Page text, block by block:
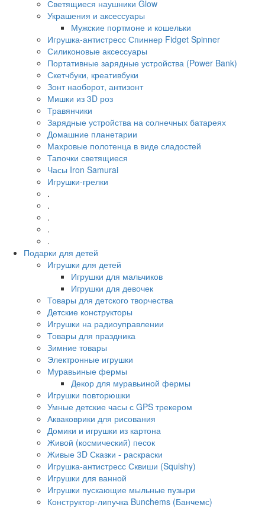
Светящиеся наушники Glow
Украшения и аксессуары
Мужские портмоне и кошельки
Игрушка-антистресс Спиннер Fidget Spinner
Силиконовые аксессуары
Портативные зарядные устройства (Power Bank)
Скетчбуки, креативбуки
Зонт наоборот, антизонт
Мишки из 3D роз
Травянчики
Зарядные устройства на солнечных батареях
Домашние планетарии
Махровые полотенца в виде сладостей
Тапочки светящиеся
Часы Iron Samurai
Игрушки-грелки
.
.
.
.
.
Подарки для детей
Игрушки для детей
Игрушки для мальчиков
Игрушки для девочек
Товары для детского творчества
Детские конструкторы
Игрушки на радиоуправлении
Товары для праздника
Зимние товары
Электронные игрушки
Муравьиные фермы
Декор для муравьиной фермы
Игрушки повторюшки
Умные детские часы с GPS трекером
Акваковрики для рисования
Домики и игрушки из картона
Живой (космический) песок
Живые 3D Сказки - раскраски
Игрушка-антистресс Сквиши (Squishy)
Игрушки для ванной
Игрушки пускающие мыльные пузыри
Конструктор-липучка Bunchems (Банчемс)